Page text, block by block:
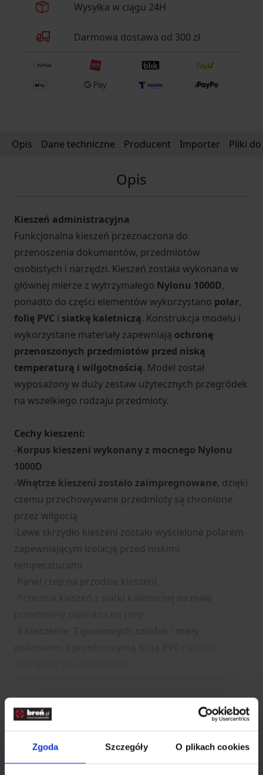
Zgoda Szczegóły O plikach cookies
Wysyłka w ciągu 24H
Darmowa dostawa od 300 zł
Opis Dane techniczne Producent Importer Pliki
Opis
Kieszeń administracyjna
Funkcjonalna kieszeń przeznaczona do
przenoszenia dokumentów, przedmiotów
osobistych i narzędzi. Kieszeń została wykonana w
głównej mierze z wytrzymałego Nylonu 1000D,
ponadto do części elementów wykorzystano polar,
folię PVC i siatkę kaletniczą. Konstrukcja modelu i
wykorzystane materiały zapewniają ochronę
przenoszonych przedmiotów przed niską
temperaturą i wilgotnością. Model został
wyposażony w duży zestaw użytecznych przegródek
na wszelkiego rodzaju przedmioty.
Cechy kieszeni:
-Korpus kieszeni wykonany z mocnego Nylonu
1000D
-Wnętrze kieszeni zostało zaimpregnowane, dzięki
czemu przechowywane przedmioty są chronione
przez wilgocią
-Lewe skrzydło kieszeni zostało wyścielone polarem
zapewniającym izolację przed niskimi
temperaturami
Dane techniczne